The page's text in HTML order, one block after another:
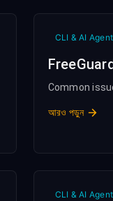
CLI & AI Agent
Common
আরও পড়ুন
CLI & AI Agent